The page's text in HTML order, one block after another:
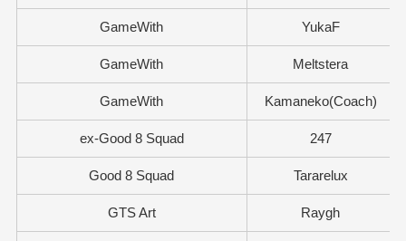
GameWith YukaF
GameWith Meltstera
GameWith Kamaneko(Coach)
ex-Good 8 Squad 247
Good 8 Squad Tararelux
GTS Art Raygh